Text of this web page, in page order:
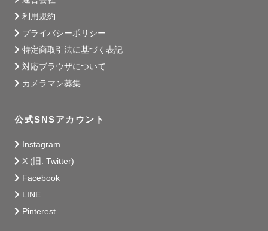
利用規約
プライバシーポリシー
特定商取引法に基づく表記
対応ブラウザについて
カメラマン募集
公式SNSアカウント
Instagram
X (旧: Twitter)
Facebook
LINE
Pinterest